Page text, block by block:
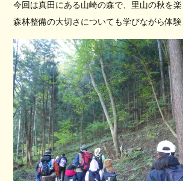
今回は真田にある山崎の森で、里山の秋を
森林整備の大切さについても学びながら体験